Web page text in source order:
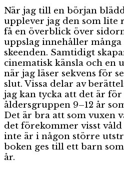
När jag till en början
upplever jag den som lite
få en överblick över
uppslag innehåller
skeenden. Samtidigt
cinematisk känsla och en
när jag läser sekvens för
slut. Vissa delar av
jag kan tycka att det är
åldersgruppen 9–12 år
Det är bra att som vuxen
det förekommer visst
inte är i någon större
boken ges till ett barn
år.